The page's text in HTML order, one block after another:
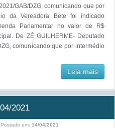
GAB/DZG, comunicando que por
da Vereadora Bete foi indicado
Parlamentar no valor de R$
De ZÉ GUILHERME- Deputado
comunicando que por intermédio
Leia mais
2021
Postado em: 14/04/2021